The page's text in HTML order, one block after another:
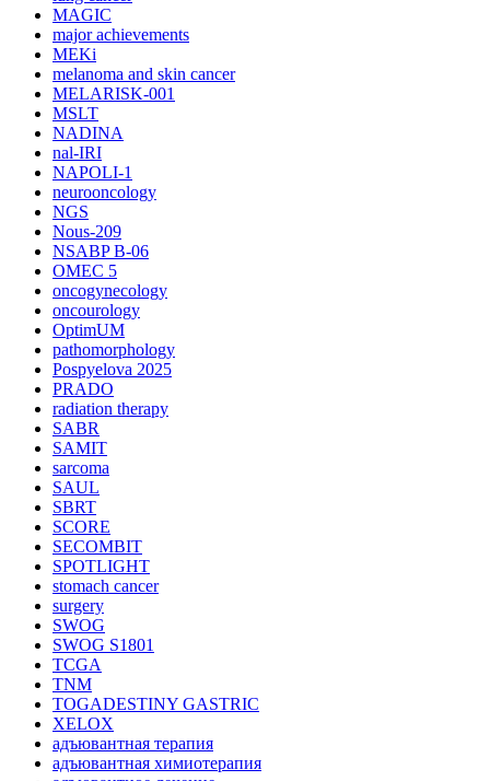
MAGIC
major achievements
MEKi
melanoma and skin cancer
MELARISK-001
MSLT
NADINA
nal-IRI
NAPOLI-1
neurooncology
NGS
Nous-209
NSABP B-06
OMEC 5
oncogynecology
oncourology
OptimUM
pathomorphology
Pospyelova 2025
PRADO
radiation therapy
SABR
SAMIT
sarcoma
SAUL
SBRT
SCORE
SECOMBIT
SPOTLIGHT
stomach cancer
surgery
SWOG
SWOG S1801
TCGA
TNM
TOGADESTINY GASTRIC
XELOX
адъювантная терапия
адъювантная химиотерапия